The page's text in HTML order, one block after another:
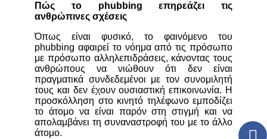
Πώς το phubbing επηρεάζει τις
ανθρώπινες σχέσεις
Όπως είναι φυσικό, το φαινόμενο του
phubbing αφαιρεί το νόημα από τις πρόσωπο
με πρόσωπο αλληλεπιδράσεις, κάνοντας τους
ανθρώπους να νιώθουν ότι δεν είναι
πραγματικά συνδεδεμένοι με τον συνομιλητή
τους και δεν έχουν ουσιαστική επικοινωνία. Η
προσκόλληση στο κινητό τηλέφωνο εμποδίζει
το άτομο να είναι παρόν στη στιγμή και να
απολαμβάνει τη συναναστροφή του με το άλλο
άτομο.